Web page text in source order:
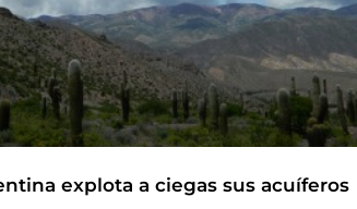
explota a ciegas sus acuíferos